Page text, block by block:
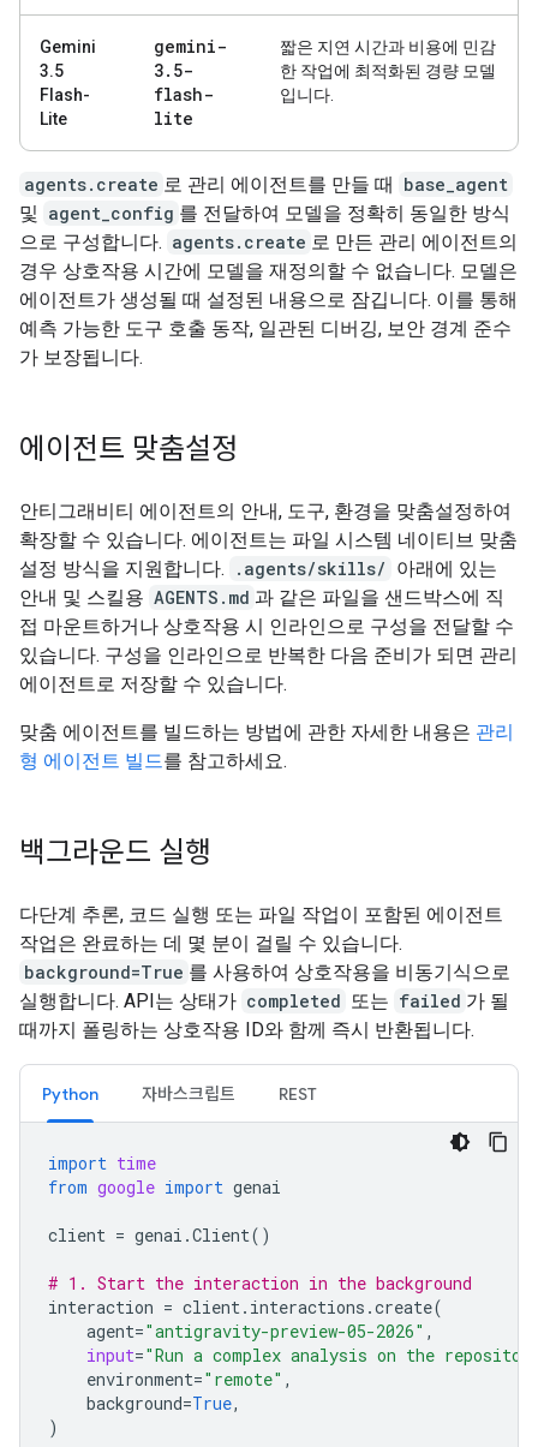
Gemini
3.5
Flash-
Lite
gemini-
3. 5-
flash-
lite
짧은 지연 시간과 비용에 민감
한 작업에 최적화된 경량 모델
입니다.
agents.create 로 관리 에이전트를 만들 때 base_agent
및 agent_config 를 전달하여 모델을 정확히 동일한 방식
으로 구성합니다. agents.create 로 만든 관리 에이전트의
경우 상호작용 시간에 모델을 재정의할 수 없습니다. 모델은
에이전트가 생성될 때 설정된 내용으로 잠깁니다. 이를 통해
예측 가능한 도구 호출 동작, 일관된 디버깅, 보안 경계 준수
가 보장됩니다.
에이전트 맞춤설정
안티그래비티 에이전트의 안내, 도구, 환경을 맞춤설정하여
확장할 수 있습니다. 에이전트는 파일 시스템 네이티브 맞춤
설정 방식을 지원합니다.
.agents/skills/ 아래에 있는
안내 및 스킬용 AGENTS.md 과 같은 파일을 샌드박스에 직
접 마운트하거나 상호작용 시 인라인으로 구성을 전달할 수
있습니다. 구성을 인라인으로 반복한 다음 준비가 되면 관리
에이전트로 저장할 수 있습니다.
맞춤 에이전트를 빌드하는 방법에 관한 자세한 내용은 관리
형 에이전트 빌드를 참고하세요.
백그라운드 실행
다단계 추론, 코드 실행 또는 파일 작업이 포함된 에이전트
작업은 완료하는 데 몇 분이 걸릴 수 있습니다.
background=True 를 사용하여 상호작용을 비동기식으로
실행합니다. API는 상태가 completed 또는 failed 가 될
때까지 폴링하는 상호작용 ID와 함께 즉시 반환됩니다.
Python 자바스크립트 REST
import time
from google import genai
client = genai .Client()
# 1. Start the interaction in the background
interaction = client. interactions .create(
agent="antigravity-preview-05-2026" ,
input="Run a complex analysis on the
environment="remote" ,
background=True,
)